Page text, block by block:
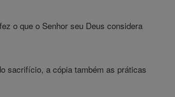
o que o Senhor seu Deus considera
sacrifício, a cópia também as práticas